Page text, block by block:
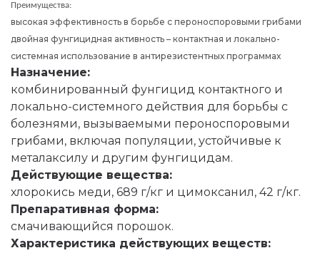
Преимущества:
высокая эффективность в борьбе с пероноспоровыми грибами
двойная фунгицидная активность – контактная и локально-
системная использование в антирезистентных программах
Назначение:
комбинированный фунгицид контактного и
локально-системного действия для борьбы с
болезнями, вызываемыми пероноспоровыми
грибами, включая популяции, устойчивые к
металаксилу и другим фунгицидам.
Действующие вещества:
хлорокись меди, 689 г/кг и цимоксанил, 42 г/кг.
Препаративная форма:
смачивающийся порошок.
Характеристика действующих веществ: